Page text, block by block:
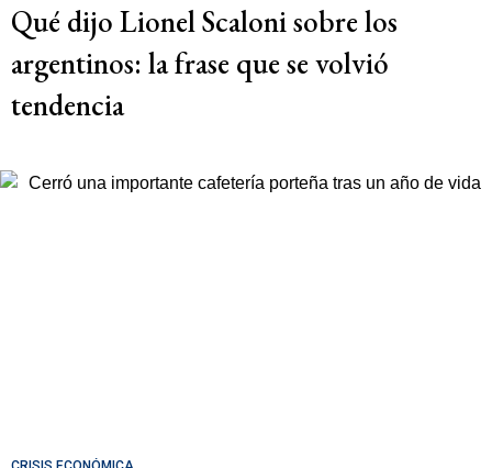
Qué dijo Lionel Scaloni sobre los
argentinos: la frase que se volvió
tendencia